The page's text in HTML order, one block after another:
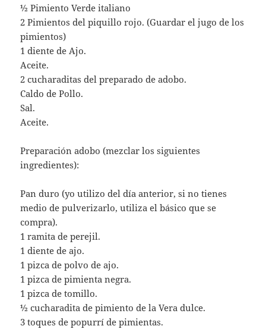
½ Pimiento Verde italiano
2 Pimientos del piquillo rojo. (Guardar el jugo de los
pimientos)
1 diente de Ajo.
Aceite.
2 cucharaditas del preparado de adobo.
Caldo de Pollo.
Sal.
Aceite.
Preparación adobo (mezclar los siguientes
ingredientes):
Pan duro (yo utilizo del día anterior, si no tienes
medio de pulverizarlo, utiliza el básico que se
compra).
1 ramita de perejil.
1 diente de ajo.
1 pizca de polvo de ajo.
1 pizca de pimienta negra.
1 pizca de tomillo.
½ cucharadita de pimiento de la Vera dulce.
3 toques de popurrí de pimientas.